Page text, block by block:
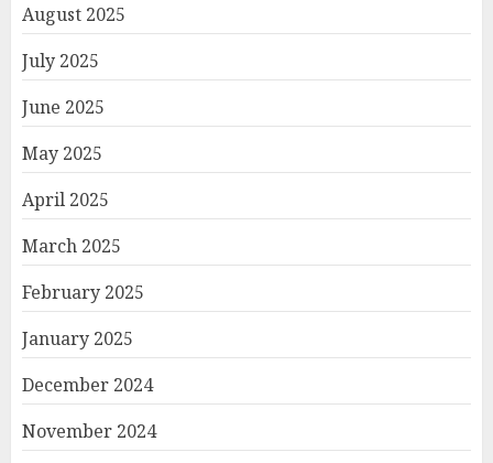
August 2025
July 2025
June 2025
May 2025
April 2025
March 2025
February 2025
January 2025
December 2024
November 2024